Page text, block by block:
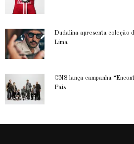
Dudalina apresenta coleção
Lima
CNS lança campanha
Pais